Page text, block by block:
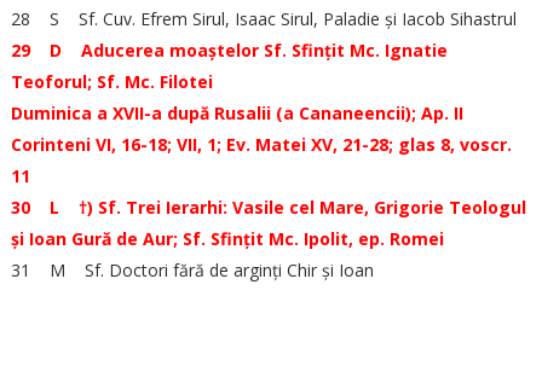
28 S Sf. Cuv. Efrem Sirul, Isaac Sirul, Paladie și Iacob Sihastrul
29 D Aducerea moaștelor Sf. Sfințit Mc. Ignatie
Teoforul; Sf. Mc. Filotei
Duminica a XVII-a după Rusalii (a Cananeencii); Ap. II
Corinteni VI, 16-18; VII, 1; Ev. Matei XV, 21-28; glas 8, voscr.
11
30 L †) Sf. Trei Ierarhi: Vasile cel Mare, Grigorie Teologul
și Ioan Gură de Aur; Sf. Sfințit Mc. Ipolit, ep. Romei
31 M Sf. Doctori fără de arginți Chir și Ioan